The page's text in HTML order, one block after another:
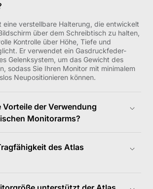
eine verstellbare Halterung, die entwickelt
über dem Schreibtisch zu halten,
Kontrolle über Höhe, Tiefe und
Er verwendet ein Gasdruckfeder-
Gelenksystem, um das Gewicht des
sodass Sie Ihren Monitor mit minimalem
Neupositionieren können.
Vorteile der Verwendung
Monitorarms?
Position zu bringen, was die
den ganzen Tag über
Platz auf dem Schreibtisch frei,
Kabelführung und schafft einen
des Atlas
kg (4.4–44.1 lbs). Innerhalb dieses